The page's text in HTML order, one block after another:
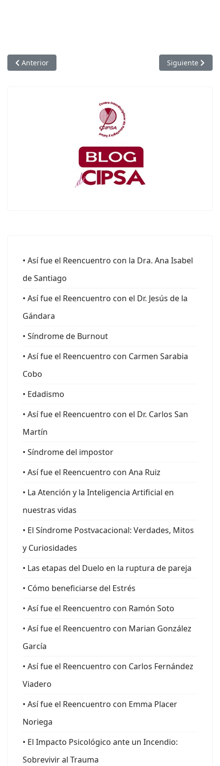
Artículo anterior: | Educar desde la Cuna | Menores de
Anterior Artículo
Siguiente
• Así fue el Reencuentro con la Dra. Ana Isabel
de Santiago
• Así fue el Reencuentro con el Dr. Jesús de la
Gándara
• Síndrome de Burnout
• Así fue el Reencuentro con Carmen Sarabia
Cobo
• Edadismo
• Así fue el Reencuentro con el Dr. Carlos San
Martín
• Síndrome del impostor
• Así fue el Reencuentro con Ana Ruiz
• La Atención y la Inteligencia Artificial en
nuestras vidas
• El Síndrome Postvacacional: Verdades, Mitos
y Curiosidades
• Las etapas del Duelo en la ruptura de pareja
• Cómo beneficiarse del Estrés
• Así fue el Reencuentro con Ramón Soto
• Así fue el Reencuentro con Marian González
García
• Así fue el Reencuentro con Carlos Fernández
Viadero
• Así fue el Reencuentro con Emma Placer
Noriega
• El Impacto Psicológico ante un Incendio:
Sobrevivir al Trauma